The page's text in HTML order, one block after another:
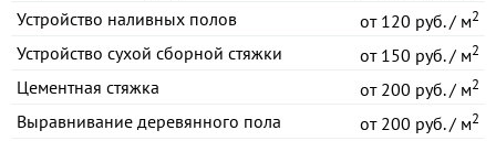
Устройство наливных полов от120 руб. / м2
Устройство сухой сборной стяжки от150 руб. / м2
Цементная стяжка от200 руб. / м2
Выравнивание деревянного пола от200 руб. / м2